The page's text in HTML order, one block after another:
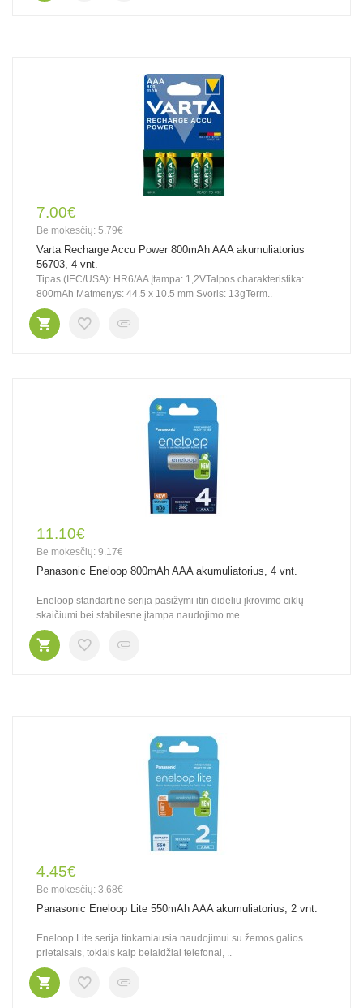
7.00€
Be mokesčių: 5.79€
Varta Recharge Accu Power 800mAh AAA akumuliatorius
56703, 4 vnt.
Tipas (IEC/USA): HR6/AA Įtampa: 1,2VTalpos charakteristika:
800mAh Matmenys: 44.5 x 10.5 mm Svoris: 13gTerm..
11.10€
Be mokesčių: 9.17€
Panasonic Eneloop 800mAh AAA akumuliatorius, 4 vnt.
Eneloop standartinė serija pasižymi itin dideliu įkrovimo ciklų
skaičiumi bei stabilesne įtampa naudojimo me..
4.45€
Be mokesčių: 3.68€
Panasonic Eneloop Lite 550mAh AAA akumuliatorius, 2 vnt.
Eneloop Lite serija tinkamiausia naudojimui su žemos galios
prietaisais, tokiais kaip belaidžiai telefonai, ..